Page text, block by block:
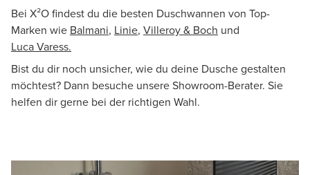
Bei X²O findest du die besten Duschwannen von Top-
Marken wie Balmani, Linie, Villeroy & Boch und
Luca Varess.
Bist du dir noch unsicher, wie du deine Dusche gestalten
möchtest? Dann besuche unsere Showroom-Berater. Sie
helfen dir gerne bei der richtigen Wahl.